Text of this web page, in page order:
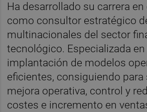
Ha desarrollado su carrera en
como consultor estratégico
multinacionales del sector
tecnológico. Especializada
implantación de modelos
eficientes, consiguiendo
mejora operativa, control y
costes e incremento en